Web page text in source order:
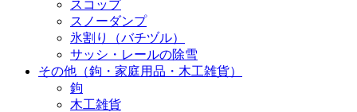
スコップ
スノーダンプ
氷割り（バチヅル）
サッシ・レールの除雪
その他（鉤・家庭用品・木工雑貨）
鉤
木工雑貨